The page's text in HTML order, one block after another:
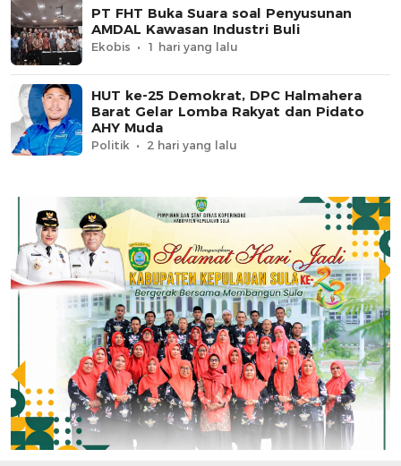
PT FHT Buka Suara soal Penyusunan
AMDAL Kawasan Industri Buli
Ekobis 1 hari yang lalu
HUT ke-25 Demokrat, DPC Halmahera
Barat Gelar Lomba Rakyat dan Pidato
AHY Muda
Politik 2 hari yang lalu